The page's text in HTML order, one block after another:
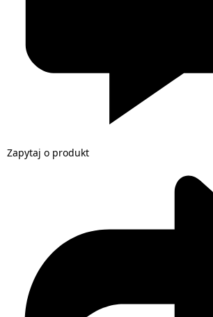
Zapytaj o produkt